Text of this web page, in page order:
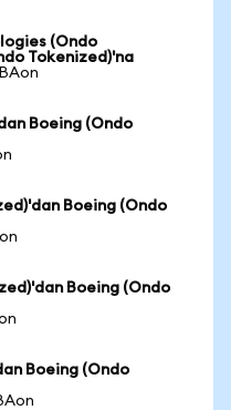
(Ondo
Tokenized)'na
Boeing (Ondo
Boeing (Ondo
Boeing (Ondo
Boeing (Ondo